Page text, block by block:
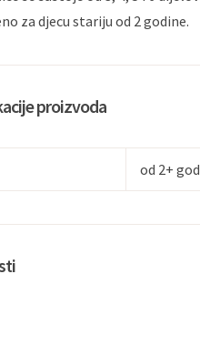
za djecu stariju od 2 godine.
proizvoda
od 2+